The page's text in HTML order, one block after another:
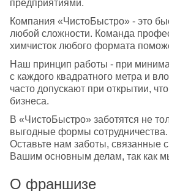
предприятиями.
Компания «ЧистоБыстро» - это
любой сложности. Команда
химчисток любого формата
Наш принцип работы - при
с каждого квадратного метра и
часто допускают при открытии,
бизнеса.
В «ЧистоБыстро» заботятся не
выгодные формы
Оставьте нам заботы, связанные
Вашим основным делам, так как
О франшизе